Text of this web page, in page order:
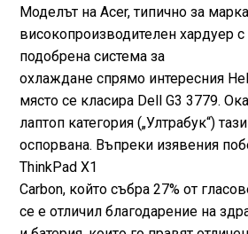
Моделът на Acer, типично за
високопроизводителен хардуер
подобрена система за
охлаждане спрямо интересния
място се класира Dell G3 3779.
лаптоп категория („Ултрабук“)
оспорвана. Въпреки изявения
ThinkPad X1
Carbon, който събра 27% от
се е отличил благодарение на